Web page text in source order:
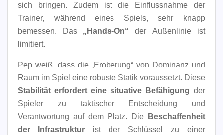
sich bringen. Zudem ist die Einflussnahme der
Trainer, während eines Spiels, sehr knapp
bemessen. Das „Hands-On“ der Außenlinie ist
limitiert.
Pep weiß, dass die „Eroberung“ von Dominanz und
Raum im Spiel eine robuste Statik voraussetzt. Diese
Stabilität erfordert eine situative Befähigung der
Spieler zu taktischer Entscheidung und
Verantwortung auf dem Platz. Die
Beschaffenheit
der Infrastruktur ist der Schlüssel zu einer